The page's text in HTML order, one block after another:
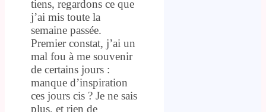
tiens, regardons ce que
j’ai mis toute la
semaine passée.
Premier constat, j’ai un
mal fou à me souvenir
de certains jours :
manque d’inspiration
ces jours cis ? Je ne sais
plus, et rien de